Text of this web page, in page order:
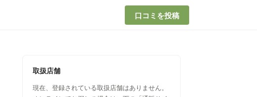
口コミを投稿
取扱店舗
現在、登録されている取扱店舗はありません。